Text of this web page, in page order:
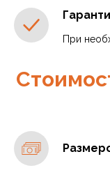
При